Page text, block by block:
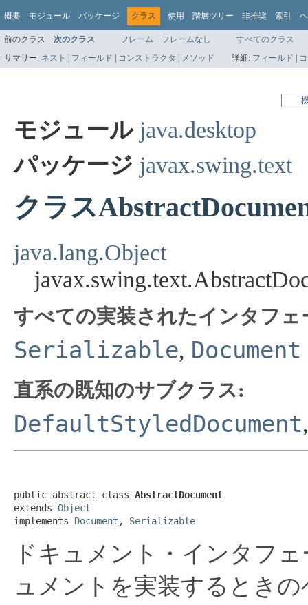
概要 モジュール パッケージ クラス 使用 階層ツリー 非推奨 索引
前のクラス 次のクラス フレーム フレームなし
すべてのクラス
サマリー: ネスト | フィールド | コンストラクタ | メソッド 詳細: フィールド |
モジュール java.desktop
パッケージ javax.swing.text
クラス
java.lang.Object
すべての実装されたインタフェ
Serializable, Document
直系の既知のサブクラス:
DefaultStyledDocument
public abstract class AbstractDocument
extends Object
implements Document , Serializable
ドキュメント・インタフ
ュメントを実装するとき